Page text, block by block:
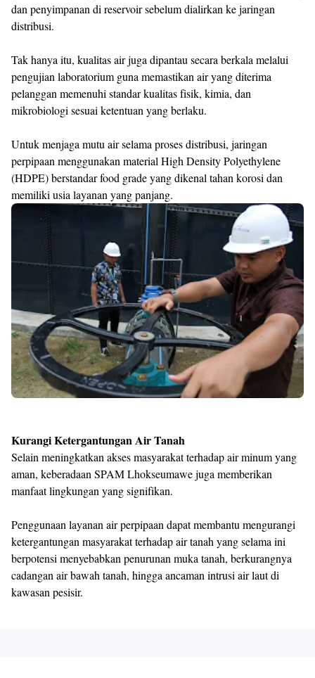
dan penyimpanan di reservoir sebelum dialirkan ke jaringan
distribusi.
Tak hanya itu, kualitas air juga dipantau secara berkala melalui
pengujian laboratorium guna memastikan air yang diterima
pelanggan memenuhi standar kualitas fisik, kimia, dan
mikrobiologi sesuai ketentuan yang berlaku.
Untuk menjaga mutu air selama proses distribusi, jaringan
perpipaan menggunakan material High Density Polyethylene
(HDPE) berstandar food grade yang dikenal tahan korosi dan
memiliki usia layanan yang panjang.
Kurangi Ketergantungan Air Tanah
Selain meningkatkan akses masyarakat terhadap air minum yang
aman, keberadaan SPAM Lhokseumawe juga memberikan
manfaat lingkungan yang signifikan.
Penggunaan layanan air perpipaan dapat membantu mengurangi
ketergantungan masyarakat terhadap air tanah yang selama ini
berpotensi menyebabkan penurunan muka tanah, berkurangnya
cadangan air bawah tanah, hingga ancaman intrusi air laut di
kawasan pesisir.